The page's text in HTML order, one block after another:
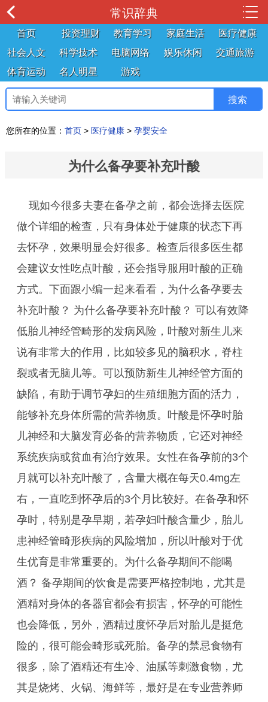
常识辞典
首页 投资理财 教育学习 家庭生活
医疗健康
社会人文
科学技术 电脑网络 娱乐休闲
交通旅游
体育运动
名人明星 游戏
您所在的位置： 首页 > 医疗健康 > 孕婴安全
为什么备孕要补充叶酸
现如今很多夫妻在备孕之前，都会选择去医院
做个详细的检查，只有身体处于健康的状态下再
去怀孕，效果明显会好很多。检查后很多医生都
会建议女性吃点叶酸，还会指导服用叶酸的正确
方式。下面跟小编一起来看看，为什么备孕要去
补充叶酸？ 为什么备孕要补充叶酸？ 可以有效降
低胎儿神经管畸形的发病风险，叶酸对新生儿来
说有非常大的作用，比如较多见的脑积水，脊柱
裂或者无脑儿等。可以预防新生儿神经管方面的
缺陷，有助于调节孕妇的生殖细胞方面的活力，
能够补充身体所需的营养物质。叶酸是怀孕时胎
儿神经和大脑发育必备的营养物质，它还对神经
系统疾病或贫血有治疗效果。女性在备孕前的3个
月就可以补充叶酸了，含量大概在每天0.4mg左
右，一直吃到怀孕后的3个月比较好。在备孕和怀
孕时，特别是孕早期，若孕妇叶酸含量少，胎儿
患神经管畸形疾病的风险增加，所以叶酸对于优
生优育是非常重要的。为什么备孕期间不能喝
酒？ 备孕期间的饮食是需要严格控制地，尤其是
酒精对身体的各器官都会有损害，怀孕的可能性
也会降低，另外，酒精过度怀孕后对胎儿是挺危
险的，很可能会畸形或死胎。备孕的禁忌食物有
很多，除了酒精还有生冷、油腻等刺激食物，尤
其是烧烤、火锅、海鲜等，最好是在专业营养师